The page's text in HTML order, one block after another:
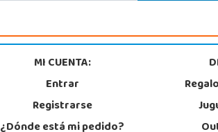
MI CUENTA:
Entrar
Registrarse